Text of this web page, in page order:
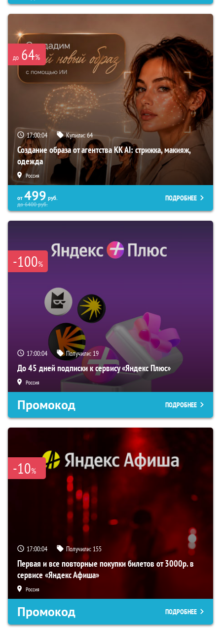
до 64%
17:00:03 Купили:64
Создание образа от агентства KK AI: стрижка, макияж,
одежда
Россия
от 499 руб.
до6400руб.
ПОДРОБНЕЕ
-100%
17:00:03 Получили: 19
До 45 дней подписки к сервису «Яндекс Плюс»
Россия
Промокод ПОДРОБНЕЕ
-10%
17:00:03 Получили: 155
Первая и все повторные покупки билетов от 3000р. в
сервисе «Яндекс Афиша»
Россия
Промокод ПОДРОБНЕЕ